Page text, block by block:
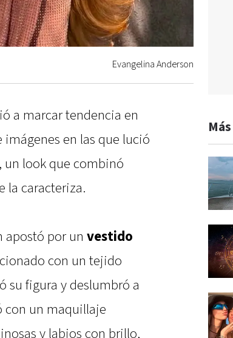
Evangelina Anderson
a marcar tendencia en
en las que lució
, un look que combinó
la caracteriza.
apostó por un vestido
con un tejido
su figura y deslumbró a
con un maquillaje
y labios con brillo,